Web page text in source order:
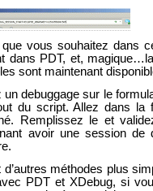
vous souhaitez dans
dans PDT, et,
sont maintenant
un debuggage sur le
du script. Allez dans la
Remplissez le et
avoir une session de
d’autres méthodes plus
PDT et XDebug, si